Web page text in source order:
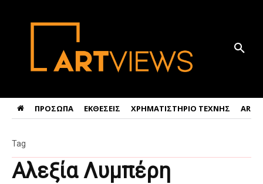
ΠΡΟΣΩΠΑ ΕΚΘΕΣΕΙΣ ΧΡΗΜΑΤΙΣΤΗΡΙΟ ΤΕΧΝΗΣ ART
Αλεξία Λυμπέρη
Tag